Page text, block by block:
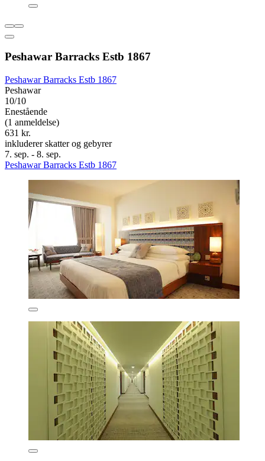
Peshawar Barracks Estb 1867
Peshawar Barracks Estb 1867
Peshawar
10/10
Enestående
(1 anmeldelse)
631 kr.
inkluderer skatter og gebyrer
7. sep. - 8. sep.
Peshawar Barracks Estb 1867